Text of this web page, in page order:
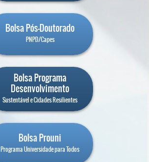
Bolsa Pós-Doutorado
PNPD/Capes
Bolsa Programa
Desenvolvimento
Sustentável e Cidades Resilientes
Bolsa Prouni
Programa Universidade para Todos